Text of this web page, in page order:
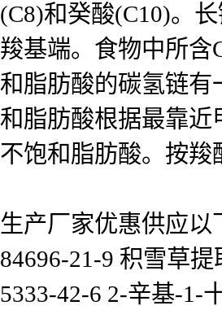
(C8)和癸酸(C10)。
羧基端。食物中所含
和脂肪酸的碳氢链
和脂肪酸根据最靠
不饱和脂肪酸。按
生产厂家优惠供应以
84696-21-9 积雪草提
5333-42-6 2-辛基-1-